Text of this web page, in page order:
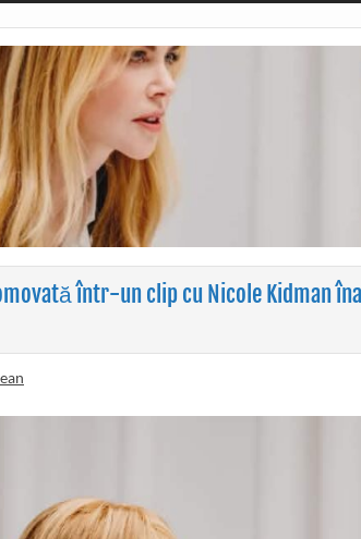
într-un clip cu Nicole Kidman